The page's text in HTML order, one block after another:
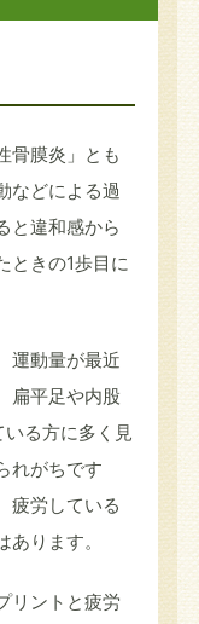
骨膜炎」とも
などによる過
と違和感から
ときの1歩目に
運動量が最近
扁平足や内股
いる方に多く見
れがちです
疲労している
ります。
リントと疲労